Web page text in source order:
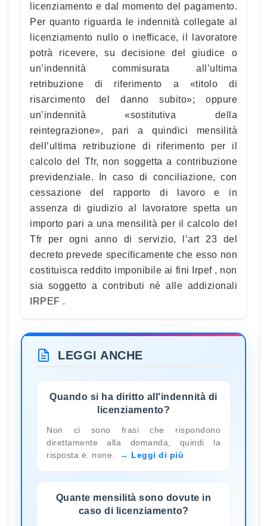
licenziamento e dal momento del pagamento.
Per quanto riguarda le indennità collegate al
licenziamento nullo o inefficace, il lavoratore
potrà ricevere, su decisione del giudice o
un’indennità commisurata all’ultima
retribuzione di riferimento a «titolo di
risarcimento del danno subito»; oppure
un’indennità «sostitutiva della
reintegrazione», pari a quindici mensilità
dell’ultima retribuzione di riferimento per il
calcolo del Tfr, non soggetta a contribuzione
previdenziale. In caso di conciliazione, con
cessazione del rapporto di lavoro e in
assenza di giudizio al lavoratore spetta un
importo pari a una mensilità per il calcolo del
Tfr per ogni anno di servizio, l’art 23 del
decreto prevede specificamente che esso non
costituisca reddito imponibile ai fini Irpef , non
sia soggetto a contributi né alle addizionali
IRPEF .
LEGGI ANCHE
Quando si ha diritto all'indennità di
licenziamento?
Non ci sono frasi che rispondono
direttamente alla domanda, quindi la
risposta è: none.
Leggi di più
Quante mensilità sono dovute in
caso di licenziamento?